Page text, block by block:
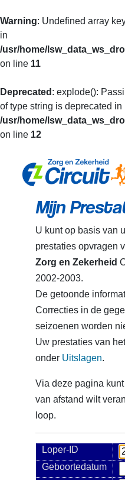
Warning: Undefined array
in
/usr/home/
on line 11
Deprecated : explode():
of type string is deprecated in
/usr/home/
on line 12
Mijn
U kunt op basis van
prestaties opvragen
Zorg en Zekerheid
2002-2003.
De getoonde
Correcties in de
seizoenen worden
Uw prestaties van
onder Uitslagen.
Via deze pagina
van afstand wilt
loop.
Loper-ID
Geboortedatum